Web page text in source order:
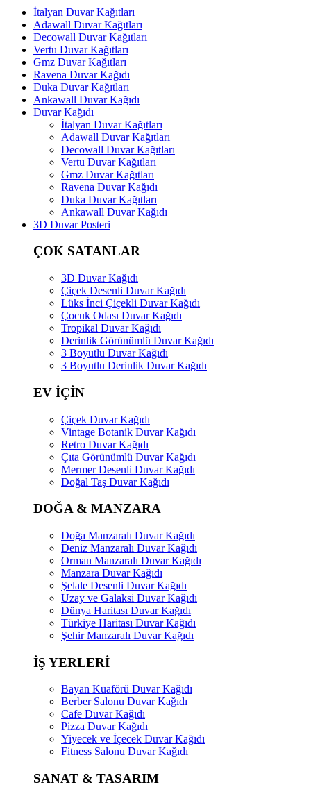
İtalyan Duvar Kağıtları
Adawall Duvar Kağıtları
Decowall Duvar Kağıtları
Vertu Duvar Kağıtları
Gmz Duvar Kağıtları
Ravena Duvar Kağıdı
Duka Duvar Kağıtları
Ankawall Duvar Kağıdı
Duvar Kağıdı
İtalyan Duvar Kağıtları
Adawall Duvar Kağıtları
Decowall Duvar Kağıtları
Vertu Duvar Kağıtları
Gmz Duvar Kağıtları
Ravena Duvar Kağıdı
Duka Duvar Kağıtları
Ankawall Duvar Kağıdı
3D Duvar Posteri
ÇOK SATANLAR
3D Duvar Kağıdı
Çiçek Desenli Duvar Kağıdı
Lüks İnci Çiçekli Duvar Kağıdı
Çocuk Odası Duvar Kağıdı
Tropikal Duvar Kağıdı
Derinlik Görünümlü Duvar Kağıdı
3 Boyutlu Duvar Kağıdı
3 Boyutlu Derinlik Duvar Kağıdı
EV İÇİN
Çiçek Duvar Kağıdı
Vintage Botanik Duvar Kağıdı
Retro Duvar Kağıdı
Çıta Görünümlü Duvar Kağıdı
Mermer Desenli Duvar Kağıdı
Doğal Taş Duvar Kağıdı
DOĞA & MANZARA
Doğa Manzaralı Duvar Kağıdı
Deniz Manzaralı Duvar Kağıdı
Orman Manzaralı Duvar Kağıdı
Manzara Duvar Kağıdı
Şelale Desenli Duvar Kağıdı
Uzay ve Galaksi Duvar Kağıdı
Dünya Haritası Duvar Kağıdı
Türkiye Haritası Duvar Kağıdı
Şehir Manzaralı Duvar Kağıdı
İŞ YERLERİ
Bayan Kuaförü Duvar Kağıdı
Berber Salonu Duvar Kağıdı
Cafe Duvar Kağıdı
Pizza Duvar Kağıdı
Yiyecek ve İçecek Duvar Kağıdı
Fitness Salonu Duvar Kağıdı
SANAT & TASARIM